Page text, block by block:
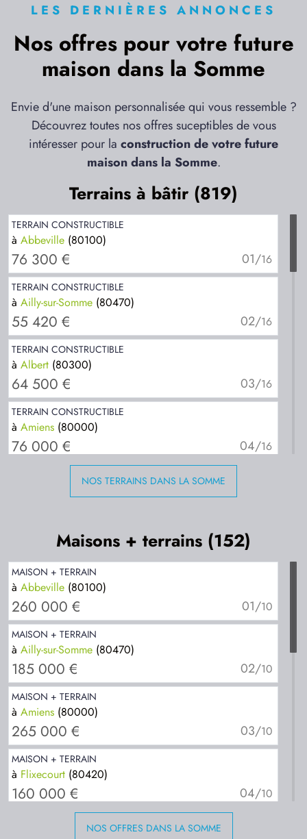
LES DERNIÈRES ANNONCES
Nos offres pour votre future
maison dans la Somme
Envie d'une maison personnalisée qui vous ressemble ?
Découvrez toutes nos offres suceptibles de vous
intéresser pour la construction de votre future
maison dans la Somme.
Terrains à bâtir (819)
TERRAIN CONSTRUCTIBLE
à Abbeville (80100)
76 300 € 01/16
TERRAIN CONSTRUCTIBLE
à Ailly-sur-Somme (80470)
55 420 € 02/16
TERRAIN CONSTRUCTIBLE
à Albert (80300)
64 500 € 03/16
TERRAIN CONSTRUCTIBLE
à Amiens (80000)
76 000 € 04/16
(80800)
TERRAIN CONSTRUCTIBLE
Doullens (80600)
25 000 €
TERRAIN CONSTRUCTIBLE
àFlixecourt(80420)
40 000 €
TERRAIN CONSTRUCTIBLE
àLongueau (80330)
111 500 €
TERRAIN CONSTRUCTIBLE
àMers-les-Bains
44 025 €
TERRAIN CONSTRUCTIBLE
àMontdidier(80500)
NOS TERRAINS DANS LA SOMME
Maisons + terrains (152)
MAISON + TERRAIN
à Abbeville (80100)
260 000 € 01/10
MAISON + TERRAIN
à Ailly-sur-Somme (80470)
185 000 € 02/10
MAISON + TERRAIN
à Amiens (80000)
265 000 € 03/10
MAISON + TERRAIN
à Flixecourt (80420)
160 000 € 04/10
NOS OFFRES DANS LA SOMME